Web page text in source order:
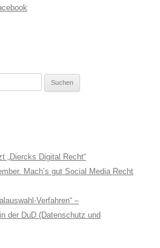
„Diercks Digital Recht“
Mach’s gut Social Media Recht
Verfahren“ –
der DuD (Datenschutz und